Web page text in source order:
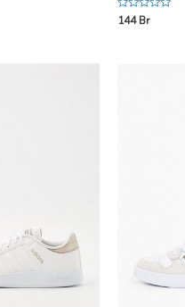
Rated
0144Br